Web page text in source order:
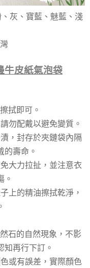
灰、寶藍、魅藍、淺
牛皮紙氣泡袋
拭即可。
勿配戴以避免變質。
，封存於夾鏈袋內隔
的壽命。
大力拉扯，並注意衣
。
上的精油擦拭乾淨，
石的自然現象，不影
知再行下訂。
或有誤差，實際顏色